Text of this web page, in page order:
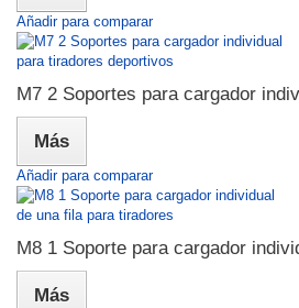
Añadir para comparar
M7 2 Soportes para cargador
Más
Añadir para comparar
M8 1 Soporte para cargador
Más